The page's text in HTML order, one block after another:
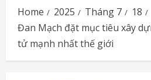
Home 2025 Tháng 7
18
Đan Mạch đặt mục tiêu xây
tử mạnh nhất thế giới